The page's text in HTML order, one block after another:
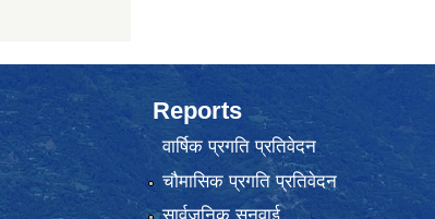
Reports
वार्षिक प्रगति प्रतिवेदन
चौमासिक प्रगति प्रतिवेदन